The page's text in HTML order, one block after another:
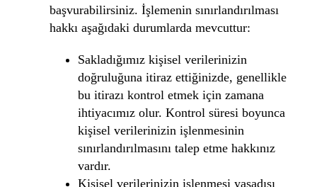
başvurabilirsiniz. İşlemenin sınırlandırılması
hakkı aşağıdaki durumlarda mevcuttur:
Sakladığımız kişisel verilerinizin
doğruluğuna itiraz ettiğinizde, genellikle
bu itirazı kontrol etmek için zamana
ihtiyacımız olur. Kontrol süresi boyunca
kişisel verilerinizin işlenmesinin
sınırlandırılmasını talep etme hakkınız
vardır.
Kişisel verilerinizin işlenmesi yasadışı